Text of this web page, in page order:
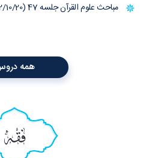
مباحث علوم القرآن جلسه 47 (1402/10/20)
همه
فقه